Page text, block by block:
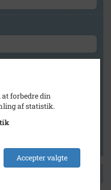
forbedre din
af statistik.
Accepter valgte